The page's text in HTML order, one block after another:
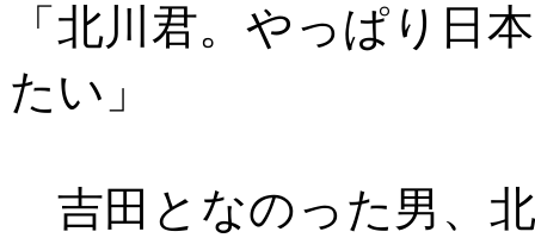
「北川君。やっぱり日
たい」
吉田となのった男、